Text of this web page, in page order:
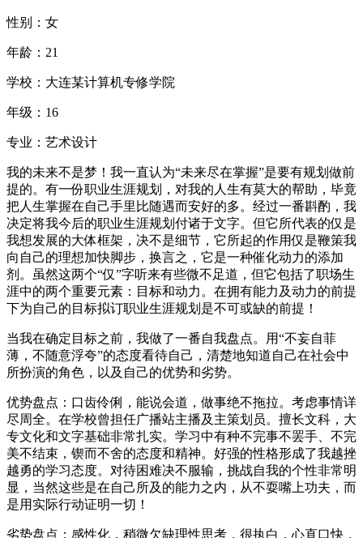
性别：女
年龄：21
学校：大连某计算机专修学院
年级：16
专业：艺术设计
我的未来不是梦！我一直认为“未来尽在掌握”是要有规划做前
提的。有一份职业生涯规划，对我的人生有莫大的帮助，毕竟
把人生掌握在自己手里比随遇而安好的多。经过一番斟酌，我
决定将我今后的职业生涯规划付诸于文字。但它所代表的仅是
我想发展的大体框架，决不是细节，它所起的作用仅是鞭策我
向自己的理想加快脚步，换言之，它是一种催化动力的添加
剂。虽然这两个“仅”字听来有些微不足道，但它包括了职场生
涯中的两个重要元素：目标和动力。在拥有能力及动力的前提
下为自己的目标拟订职业生涯规划是不可或缺的前提！
当我在确定目标之前，我做了一番自我盘点。用“不妄自菲
薄，不随意浮夸”的态度看待自己，清楚地知道自己在社会中
所扮演的角色，以及自己的优势和劣势。
优势盘点：口齿伶俐，能说会道，做事绝不拖拉。考虑事情详
尽周全。在学校曾担任广播站主播及主策划员。擅长文科，大
专文化和文字基础非常扎实。学习中有种不完事不罢手、不完
美不结束，锲而不舍的态度和精神。好强的性格形成了我越挫
越勇的学习态度。对待困难决不服输，挑战自我的个性非常明
显，当然这些是在自己所及的能力之内，从不耍嘴上功夫，而
是用实际行动证明一切！
劣势盘点：感性化，稍微欠缺理性思考，很执白，心直口快，